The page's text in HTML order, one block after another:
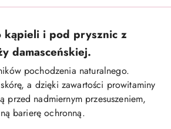
kąpieli i pod prysznic z
damasceńskiej.
pochodzenia naturalnego.
a dzięki zawartości prowitaminy
przed nadmiernym przesuszeniem,
barierę ochronną.